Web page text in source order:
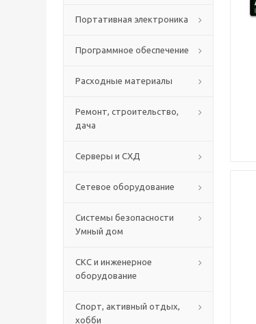
Портативная электроника
Программное обеспечение
Расходные материалы
Ремонт, строительство,
дача
Серверы и СХД
Сетевое оборудование
Системы безопасности
Умный дом
СКС и инженерное
оборудование
Спорт, активный отдых,
хобби